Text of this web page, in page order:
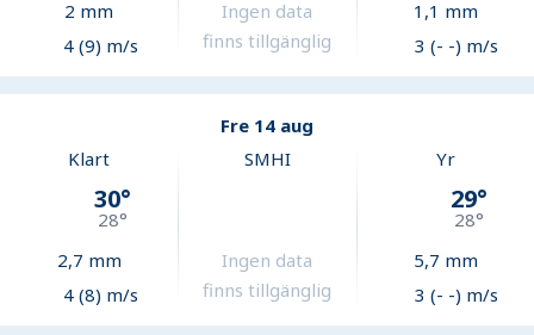
2 mm
4 (9) m/s
Ingen data
finns tillgänglig
1,1 mm
3 (- -) m/s
Fre 14 aug
Klart
30°
28°
2,7 mm
4 (8) m/s
SMHI
Ingen data
finns tillgänglig
Yr
29°
28°
5,7 mm
3 (- -) m/s